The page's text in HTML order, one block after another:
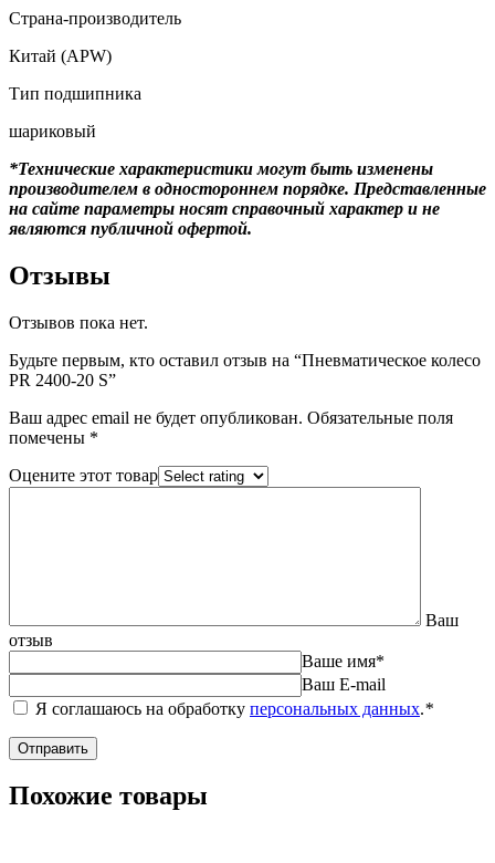
Страна-производитель
Китай (APW)
Тип подшипника
шариковый
*Технические характеристики могут быть изменены
производителем в одностороннем порядке. Представленные
на сайте параметры носят справочный характер и не
являются публичной офертой.
Отзывы
Отзывов пока нет.
Будьте первым, кто оставил отзыв на “Пневматическое колесо
PR 2400-20 S”
Ваш адрес email не будет опубликован. Обязательные поля
помечены *
Оцените этот товар
Ваш
отзыв
Ваше имя*
Ваш E-mail
Я соглашаюсь на обработку персональных данных.*
Похожие товары